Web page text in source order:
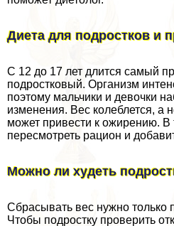
Диета для подростков и
С 12 до 17 лет длится самый
подростковый. Организм
поэтому мальчики и дeвoчки
изменения. Вес колeблется, а
может привести к ожирению. В
пересмотреть рацион и
Можно ли худеть
Сбрасывать вес нужно только
Чтобы подростку проверить